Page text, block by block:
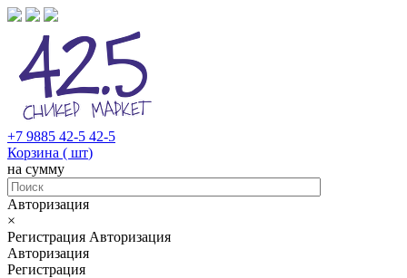
+7 9885 42-5 42-5
Корзина ( шт)
на сумму
Авторизация
×
Регистрация Авторизация
Авторизация
Регистрация